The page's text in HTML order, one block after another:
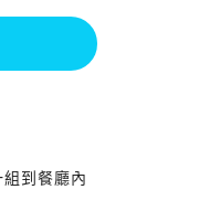
到餐廳內